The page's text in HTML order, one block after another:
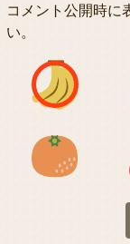
コメント公開時に
い。
ア
ア